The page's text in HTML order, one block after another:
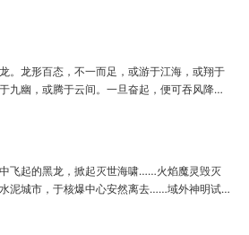
：您的调馅水平已击败全国100%的早餐店师
食文主角迎来了他加载成功的系统。秦淮：美
，这个他熟！后来——秦淮发现这好像不是个
系统。好像还加了些奇奇怪怪的东西。连带着
友、客人、员工都不太像人……不过没事。遇
一口！.游戏说明：1.本游戏自由度极高，请玩
3.一切解释归游戏所有。
。龙形百态，不一而足，或游于江海，或翔于
九幽，或腾于云间。一旦奋起，便可吞风降
，落雷喷火，分山避海。此处人间也有龙。人
发，便可翻云覆雨，决势分野，定鼎问道，证
一个迷路的穿越者，张行一开始也想成龙，但
这个行当卷的太厉害了，就决定改行，去黜落
行尽天下路，使天地处处通，黜遍天下龙，使世
。
飞起的黑龙，掀起灭世海啸……火焰魔灵毁灭
泥城市，于核爆中心安然离去……域外神明试
海……这是人类科技高度发达的未来世界。也